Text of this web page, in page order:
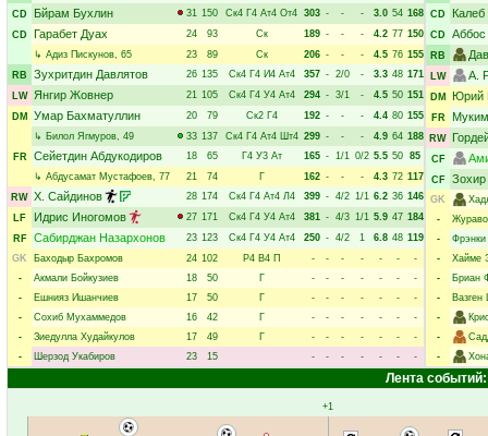
CD
Бйрам Бухлин 31 150 Ск4 Г4 Ат4 От4 303 - - - 3.0 54 168
CD
Гарабет Дуах 24 93 Ск 189 - - - 4.2 77 150
↳ Адиз Пискунов, 65 23 89 Ск 206 - - - 4.5 76 155
RB
Зухритдин Давлятов 26 135 Ск4 Г4 И4 Ат4 357 - 2/0 - 3.3 48 171
LW
Янгир Жовнер 21 105 Ск4 Г4 У4 Ат4 294 - 3/1 - 4.5 50 151
DM
Умар Бахматуллин 20 79 Ск2 Г4 192 - - - 4.4 80 155
↳ Билол Ягмуров, 49 33 137 Ск4 Г4 Ат4 Шт4 299 - - - 4.9 64 188
FR
Сейетдин Абдукодиров 18 65 Г4 У3 Ат 165 - 1/1 0/2 5.5 50 85
↳ Абдусамат Мустафоев, 77 21 74 Г 162 - - - 4.3 72 117
RW Х. Сайдинов 28 174 Ск4 Г4 Ат4 Л4 399 - 4/2 1/1 6.2 36 146
LF
Идрис Иногомов 27 171 Ск4 Г4 У4 Ат4 381 - 4/3 1/1 5.9 47 184
RF
Сабирджан Назархонов 23 123 Ск4 Г4 У4 Ат4 250 - 4/2 1 6.8 48 119
GK
Баходыр Бахромов 24 102 Р4 В4 П - - - - - -
-
-
Акмали Бойкузиев 18 50 Г - - - - - -
-
-
Ешнияз Ишанчиев 17 50 Г - - - - - -
-
-
Сохиб Мухаммедов 16 42 Г - - - - - -
-
-
Зиедулла Худайкулов 17 49 Г - - - - - -
-
-
Шерзод Укабиров 23 15 - - - - - - -
CD Калеб
CD Аббос
RB
LW А.
DM Юрий
FR
RW
CF
CF Зохир
GK
-
-
Фрэнки
-
Хайме
-
Бриан
-
Вазген
-
-
-
Лента событий:
+1